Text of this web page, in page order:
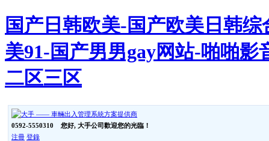
国产日韩欧美-国产欧美日韩
美91-国产男男gay网站-啪啪
二区三区
0592-5550310 您好, 大手公司歡迎您的光臨！
注冊 登錄